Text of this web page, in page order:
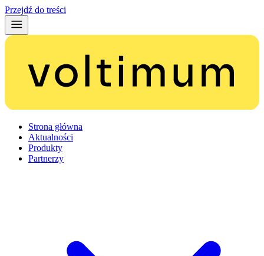
Przejdź do treści
Strona główna
Aktualności
Produkty
Partnerzy